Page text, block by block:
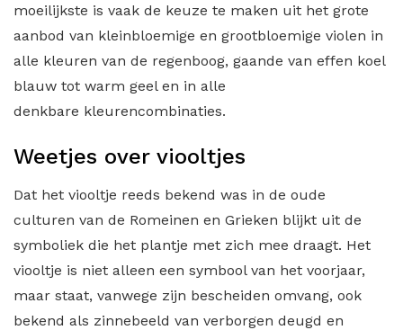
moeilijkste is vaak de keuze te maken uit het grote
aanbod van kleinbloemige en grootbloemige violen in
alle kleuren van de regenboog, gaande van effen koel
blauw tot warm geel en in alle
denkbare kleurencombinaties.
Weetjes over viooltjes
Dat het viooltje reeds bekend was in de oude
culturen van de Romeinen en Grieken blijkt uit de
symboliek die het plantje met zich mee draagt. Het
viooltje is niet alleen een symbool van het voorjaar,
maar staat, vanwege zijn bescheiden omvang, ook
bekend als zinnebeeld van verborgen deugd en